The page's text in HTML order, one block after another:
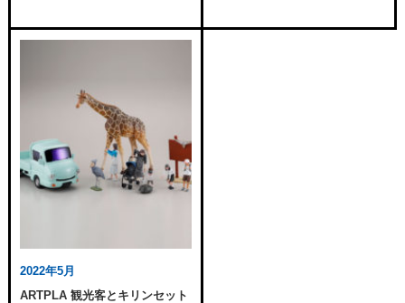
2022年5月
ARTPLA 観光客とキリンセット